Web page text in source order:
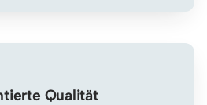
Qualität